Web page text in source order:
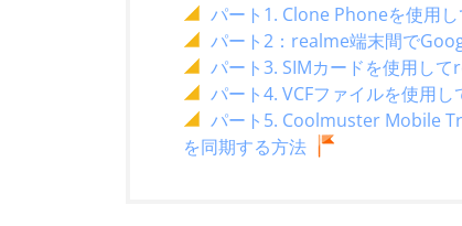
パート1. Clone Phoneを使用
パート2：realme端末間で
パート3. SIMカードを使用し
パート4. VCFファイルを使用
パート5. Coolmuster Mobile
を同期する方法